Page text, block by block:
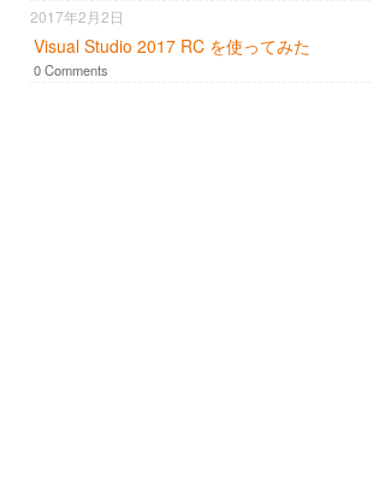
2017年2月2日
Visual Studio 2017 RC を使ってみた
0 Comments